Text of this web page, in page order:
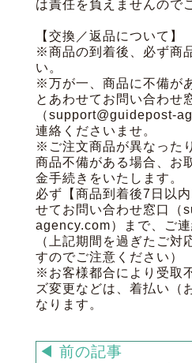
は責任を負えませんので
【交換／返品について】
※商品の到着後、必ず商
い。
※万が一、商品に不備が
とあわせてお問い合わせ
（support@guidepost-
連絡くださいませ。
※ご注文商品が異なった
商品不備がある場合、お
金手続きをいたします。
必ず【商品到着後7日以
せてお問い合わせ窓口（
agency.com）まで、ご連
（上記期間を過ぎたご対
すのでご注意ください）
※お客様都合により受取
ズ変更などは、着払い（
なります。
◀ 前の記事